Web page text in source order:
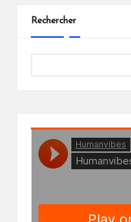
Rechercher